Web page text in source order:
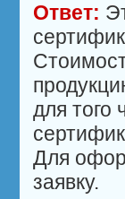
Ответ:
для того
Для
заявку.